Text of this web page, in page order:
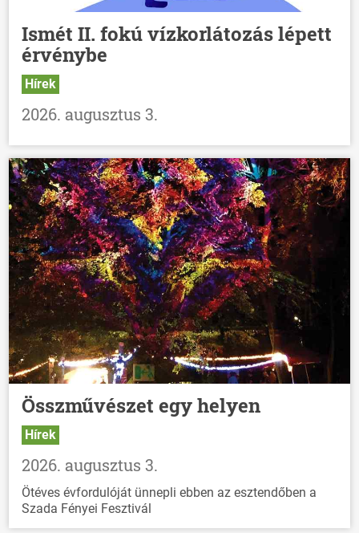
Ismét II. fokú vízkorlátozás lépett
érvénybe
Hírek
2026. augusztus 3.
Összművészet egy helyen
Hírek
2026. augusztus 3.
Ötéves évfordulóját ünnepli ebben az esztendőben a
Szada Fényei Fesztivál